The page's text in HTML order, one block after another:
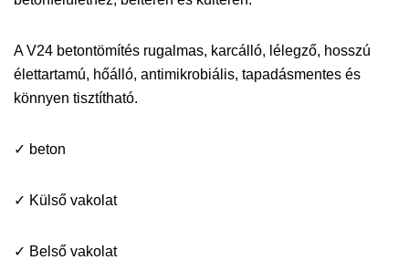
A V24 betontömítés rugalmas, karcálló, lélegző, hosszú
élettartamú, hőálló, antimikrobiális, tapadásmentes és
könnyen tisztítható.
✓ beton
✓ Külső vakolat
✓ Belső vakolat